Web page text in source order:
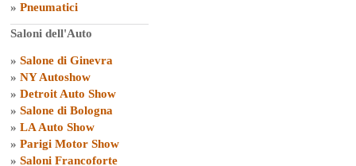
» Pneumatici
Saloni dell'Auto
» Salone di Ginevra
» NY Autoshow
» Detroit Auto Show
» Salone di Bologna
» LA Auto Show
» Parigi Motor Show
» Saloni Francoforte